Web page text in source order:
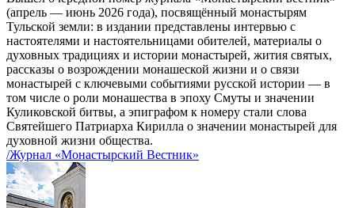
(апрель — июнь 2026 года), посвящённый монастырям
Тульской земли: в издании представлены интервью с
настоятелями и настоятельницами обителей, материалы о
духовных традициях и истории монастырей, жития святых,
рассказы о возрождении монашеской жизни и о связи
монастырей с ключевыми событиями русской истории — в
том числе о роли монашества в эпоху Смуты и значении
Куликовской битвы, а эпиграфом к номеру стали слова
Святейшего Патриарха Кирилла о значении монастырей для
духовной жизни общества.
/Журнал «Монастырский Вестник»